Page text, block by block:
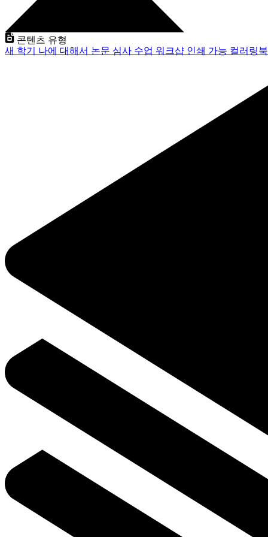
콘텐츠 유형
새 학기 나에 대해서 논문 심사 수업 워크샵 인쇄 가능 컬러링북